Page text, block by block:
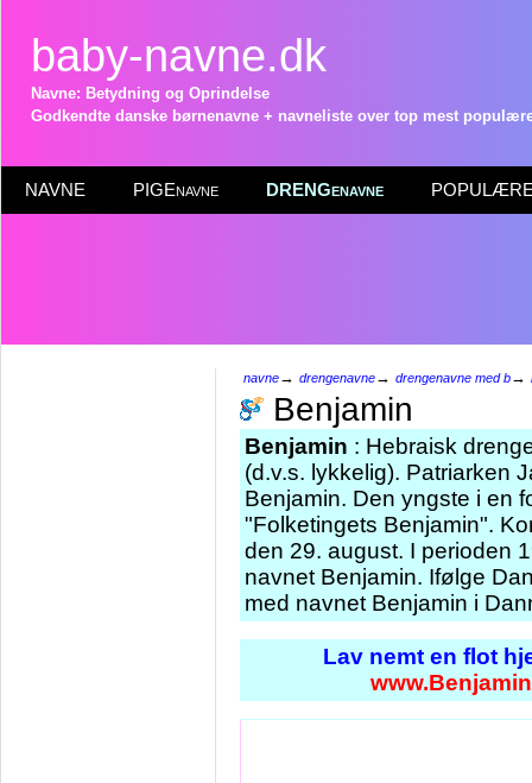
baby-navne.dk
Navne: Betydning og Oprindelse
Godkendte danske børnenavne + navneliste over top mest
NAVNE PIGEnavne DRENGenavne POPULÆRE
navne→ drengenavne→ drengenavne med b→
Benjamin
Benjamin : Hebraisk
(d.v.s. lykkelig). Patriarken
Benjamin. Den yngste i en
"Folketingets Benjamin".
den 29. august. I perioden
navnet Benjamin. Ifølge
med navnet Benjamin i
Lav nemt en flot